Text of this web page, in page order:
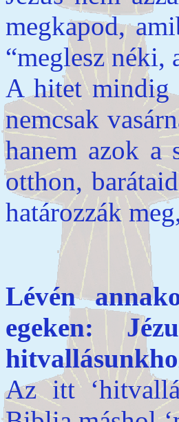
megkapod,
“meglesz
A hitet mindig
nemcsak
hanem azok a
otthon,
határozzák
Lévén
egeken:
Az itt